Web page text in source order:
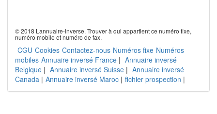
© 2018 Lannuaire-inverse. Trouver à qui appartient ce numéro fixe,
numéro mobile et numéro de fax.
CGU Cookies Contactez-nous Numéros fixe Numéros
mobiles Annuaire inversé France | Annuaire inversé
Belgique | Annuaire inversé Suisse | Annuaire inversé
Canada | Annuaire inversé Maroc | fichier prospection |